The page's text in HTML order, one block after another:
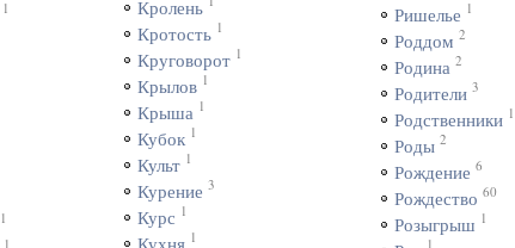
1
1
1
Кролень
Кротость 1
Круговорот 1
Крылов 1
Крыша 1
Кубок 1
Культ 1
Курение 3
Курс 1
1
Ришелье 1
Роддом 2
Родина 2
Родители 3
Родственники 1
Роды 2
Рождение 6
Рождество 60
Розыгрыш 1
1